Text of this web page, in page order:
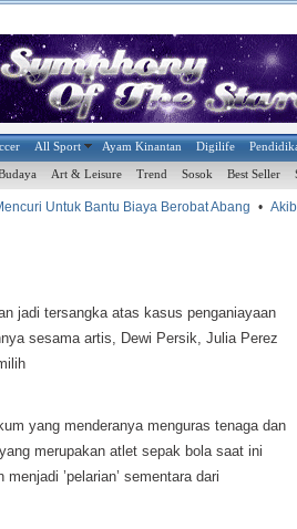
All Sport Ayam Kinantan Digilife
Art & Leisure Trend Sosok Best Seller
Untuk Bantu Biaya Berobat Abang •
jadi tersangka atas kasus penganiayaan
sesama artis, Dewi Persik, Julia Perez
yang menderanya menguras tenaga dan
merupakan atlet sepak bola saat ini
’pelarian’ sementara dari